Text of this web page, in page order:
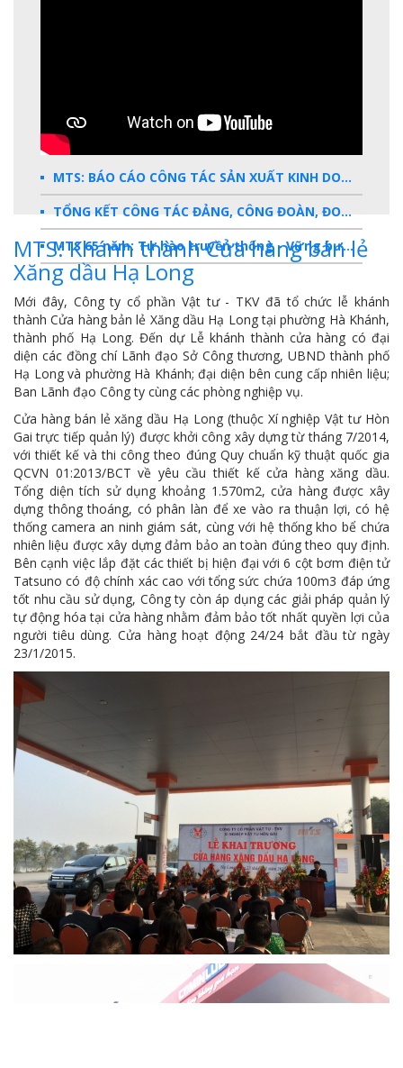
MTS: BÁO CÁO CÔNG TÁC SẢN XUẤT KINH DOANH 2025
TỔNG KẾT CÔNG TÁC ĐẢNG, CÔNG ĐOÀN, ĐOÀN THANH NIÊN 2025
MTS 65 năm: Tự hào truyền thống - Vững bước Tương lai
Dấu ấn MTS 2024
TKV- Niềm tự hào của ngành năng lượng Việt Nam
Báo cáo tổng kết hoạt động SXKD năm 2023
10 sự kiện tiêu biểu năm 2023
MTS -10 sự kiện nổi bật năm 2022
Bản tin số 358- Vinacomin news
COMINLUB - TỰ HÀO CHẶNG ĐƯỜNG 25 NĂM
MTS - Gặp mặt cán bộ ngành than vùng Cẩm Phả
Công ty CP Vật tư TKV quyết liệt phòng chống dịch đảm bảo cung ứng vật tư
TKV đẩy mạnh lộ trình tái cơ cấu
MTS - GIỚI THIỆU SẢN PHẨM COMINLUB HFS
MTS: KHÁNH THÀNH CỬA HÀNG XĂNG DẦU CẨM PHẢ
MTS: 5 NĂM - TỪ ĐẠI HỘI ĐẾN ĐẠI HỘI
Cách phòng chống covid-19 tại nơi làm việc
Sản phẩm dầu nhờn của Công ty CP Vật tư tạo ấn tượng tốt tại Lễ tổng kết
Cominlub: Dấu ấn 20 năm 12/11 (1997-2017)
MTS: Công nghệ hiện đại - Kết nối thông minh
Đồng hành vì sự phát triển lâu dài của MTS
MTS: Hưởng ứng tháng "An toàn-Vệ sinh lao động"
MTS: Khánh thành Cửa hàng bán lẻ
Xăng dầu Hạ Long
Mới đây, Công ty cổ phần Vật tư - TKV đã tổ chức lễ khánh
thành Cửa hàng bản lẻ Xăng dầu Hạ Long tại phường Hà Khánh,
thành phố Hạ Long. Đến dự Lễ khánh thành cửa hàng có đại
diện các đồng chí Lãnh đạo Sở Công thương, UBND thành phố
Hạ Long và phường Hà Khánh; đại diện bên cung cấp nhiên liệu;
Ban Lãnh đạo Công ty cùng các phòng nghiệp vụ.
Cửa hàng bán lẻ xăng dầu Hạ Long (thuộc Xí nghiệp Vật tư Hòn
Gai trực tiếp quản lý) được khởi công xây dựng từ tháng 7/2014,
với thiết kế và thi công theo đúng Quy chuẩn kỹ thuật quốc gia
QCVN 01:2013/BCT về yêu cầu thiết kế cửa hàng xăng dầu.
Tổng diện tích sử dụng khoảng 1.570m2, cửa hàng được xây
dựng thông thoáng, có phân làn để xe vào ra thuận lợi, có hệ
thống camera an ninh giám sát,cùng với hệ thống kho bể chứa
nhiên liệu được xây dựng đảm bảo an toàn đúng theo quy định.
Bên cạnh việc lắp đặt các thiết bị hiện đại với 6 cột bơm điện tử
Tatsuno có độ chính xác cao với tổng sức chứa 100m3 đáp ứng
tốt nhu cầu sử dụng, Công ty còn áp dụng các giải pháp quản lý
tự động hóa tại cửa hàng nhằm đảm bảo tốt nhất quyền lợi của
người tiêu dùng. Cửa hàng hoạt động 24/24 bắt đầu từ ngày
23/1/2015.